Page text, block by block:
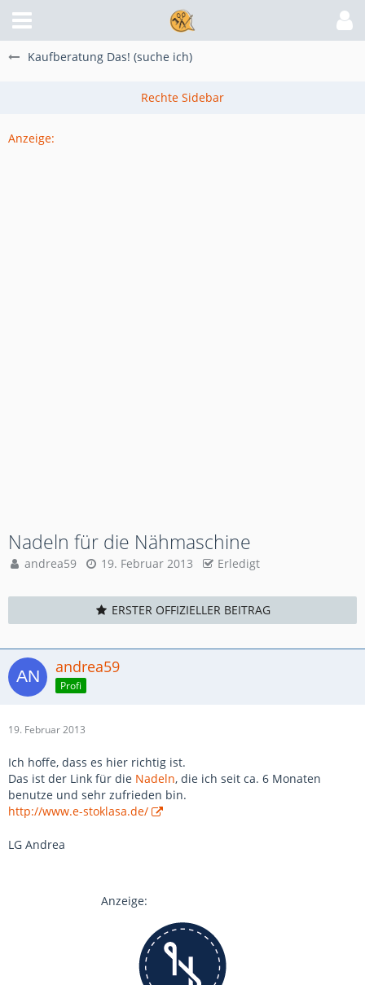
Kaufberatung Das! (suche ich)
Anzeige:
Nadeln für die Nähmaschine
andrea59 19. Februar 2013 Erledigt
ERSTER OFFIZIELLER BEITRAG
andrea59
Profi
19. Februar 2013
Ich hoffe, dass es hier richtig ist.
Das ist der Link für die Nadeln, die ich seit ca. 6 Monaten
benutze und sehr zufrieden bin.
http://www.e-stoklasa.de/
LG Andrea
Anzeige: